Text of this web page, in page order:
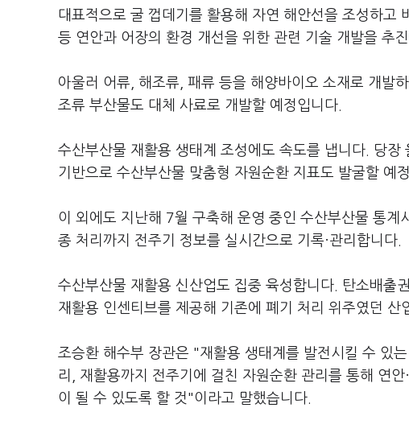
대표적으로 굴 껍데기를 활용해 자연 해안선을 조성하고
등 연안과 어장의 환경 개선을 위한 관련 기술 개발을 추진
아울러 어류, 해조류, 패류 등을 해양바이오 소재로 개발
조류 부산물도 대체 사료로 개발할 예정입니다.
수산부산물 재활용 생태계 조성에도 속도를 냅니다. 당
기반으로 수산부산물 맞춤형 자원순환 지표도 발굴할 예
이 외에도 지난해 7월 구축해 운영 중인 수산부산물 통계
종 처리까지 전주기 정보를 실시간으로 기록·관리합니다.
수산부산물 재활용 신산업도 집중 육성합니다. 탄소배출
재활용 인센티브를 제공해 기존에 폐기 처리 위주였던 산
조승환 해수부 장관은 "재활용 생태계를 발전시킬 수 있
리, 재활용까지 전주기에 걸친 자원순환 관리를 통해 연
이 될 수 있도록 할 것"이라고 말했습니다.